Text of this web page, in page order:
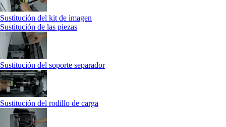
Sustitución del kit de imagen
Sustitución de las piezas
Sustitución del soporte separador
Sustitución del rodillo de carga